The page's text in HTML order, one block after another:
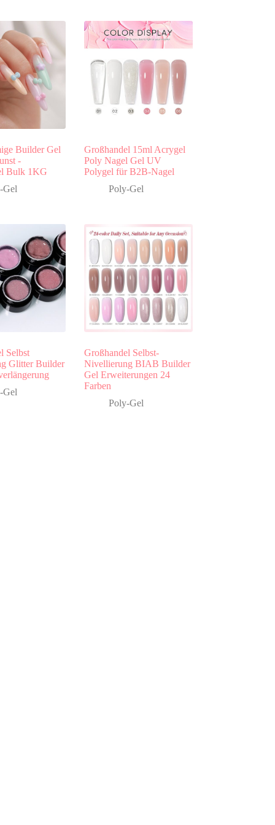
Builder Gel
-
Bulk 1KG
Gel
Großhandel 15ml Acrygel
Poly Nagel Gel UV
Polygel für B2B-Nagel
Poly-Gel
Selbst
Glitter Builder
Gel
Großhandel Selbst-
Nivellierung BIAB Builder
Gel Erweiterungen 24
Farben
Poly-Gel